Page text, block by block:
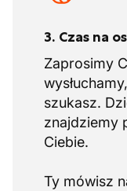
3. Czas na
Zaprosimy
szukasz.
znajdziemy
Ciebie.
Ty mówisz